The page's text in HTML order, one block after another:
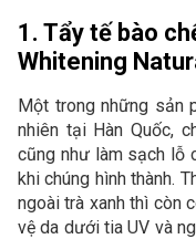
1. Tẩy tế bào
Whitening
Một trong những sản
nhiên tại Hàn Quốc,
cũng như làm sạch lỗ
khi chúng hình thành.
ngoài trà xanh thì còn
vệ da dưới tia UV và